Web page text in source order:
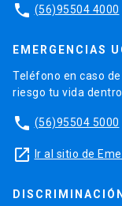
phone (56)95504 4000
EMERGENCIAS
Teléfono en caso
riesgo tu vida
phone (56)95504 5000
launch Ir al sitio de